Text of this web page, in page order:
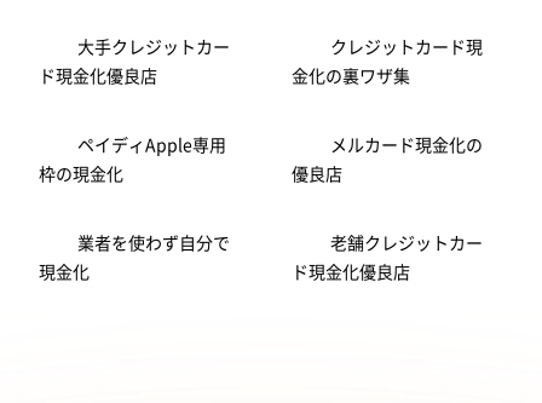
大手クレジットカー
ド現金化優良店
クレジットカード現
金化の裏ワザ集
ペイディApple専用
枠の現金化
メルカード現金化の
優良店
業者を使わず自分で
現金化
老舗クレジットカー
ド現金化優良店